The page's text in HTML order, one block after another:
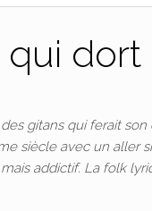
qui dort
gitans qui ferait son
siècle avec un aller
addictif. La folk